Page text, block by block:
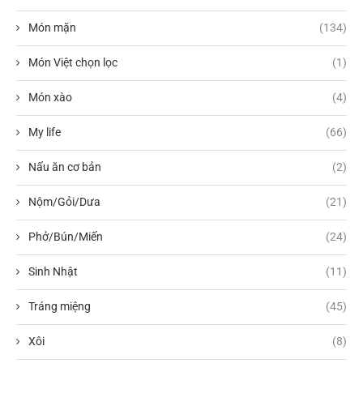
Món mặn (134)
Món Việt chọn lọc (1)
Món xào (4)
My life (66)
Nấu ăn cơ bản (2)
Nộm/Gỏi/Dưa (21)
Phở/Bún/Miến (24)
Sinh Nhật (11)
Tráng miệng (45)
Xôi (8)